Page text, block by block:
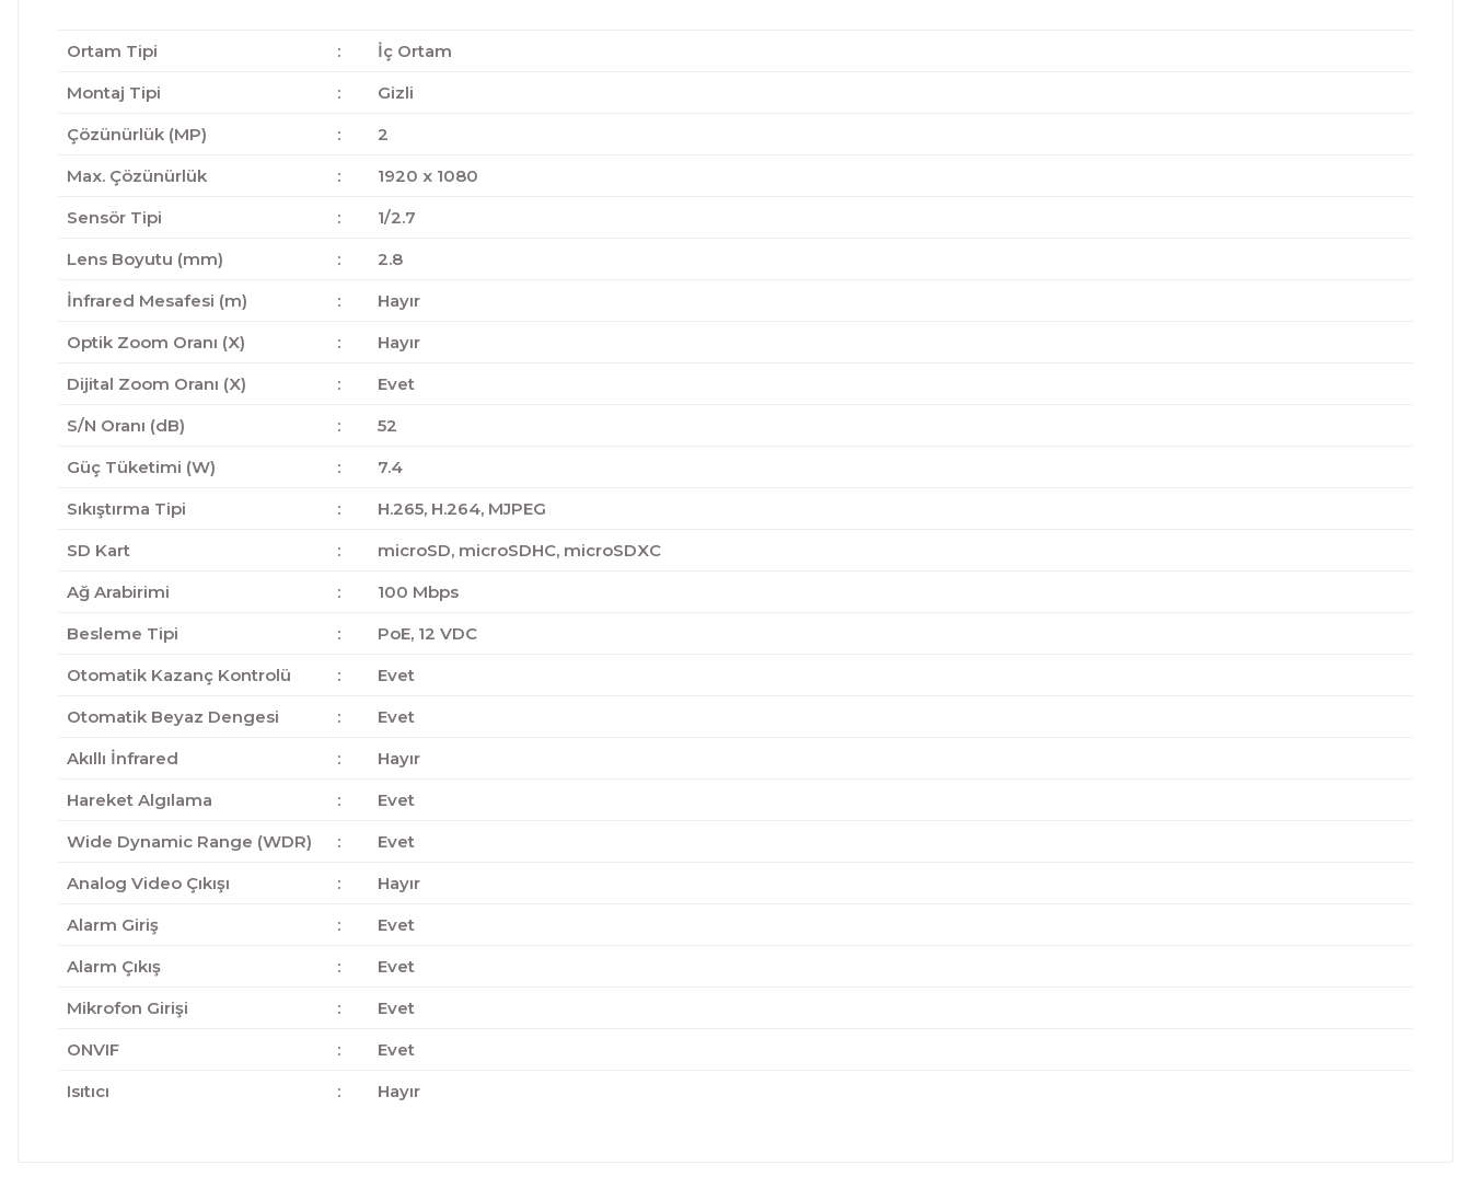
Ortam Tipi :
İç Ortam
Montaj Tipi
:
Gizli
Çözünürlük (MP)
:
2
Max. Çözünürlük
:
1920 x 1080
Sensör Tipi
:
1/2.7
Lens Boyutu (mm)
:
2.8
İnfrared Mesafesi (m)
:
Hayır
Optik Zoom Oranı (X)
:
Hayır
Dijital Zoom Oranı (X)
:
Evet
S/N Oranı (dB)
:
52
Güç Tüketimi (W)
:
7.4
Sıkıştırma Tipi
:
H.265, H.264, MJPEG
SD Kart
:
microSD, microSDHC, microSDXC
Ağ Arabirimi
:
100 Mbps
Besleme Tipi
:
PoE, 12 VDC
Otomatik Kazanç Kontrolü
:
Evet
Otomatik Beyaz Dengesi
:
Evet
Akıllı İnfrared
:
Hayır
Hareket Algılama
:
Evet
Wide Dynamic Range (WDR)
:
Evet
Analog Video Çıkışı
:
Hayır
Alarm Giriş
:
Evet
Alarm Çıkış
:
Evet
Mikrofon Girişi
:
Evet
ONVIF
:
Evet
Isıtıcı
: Hayır